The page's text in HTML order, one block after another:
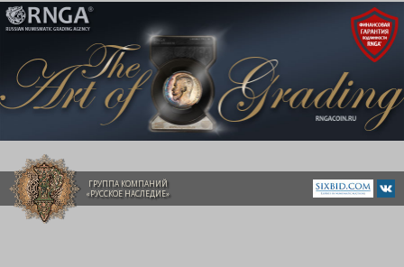
ГРУППА КОМПАНИЙ
«РУССКОЕ НАСЛЕДИЕ»